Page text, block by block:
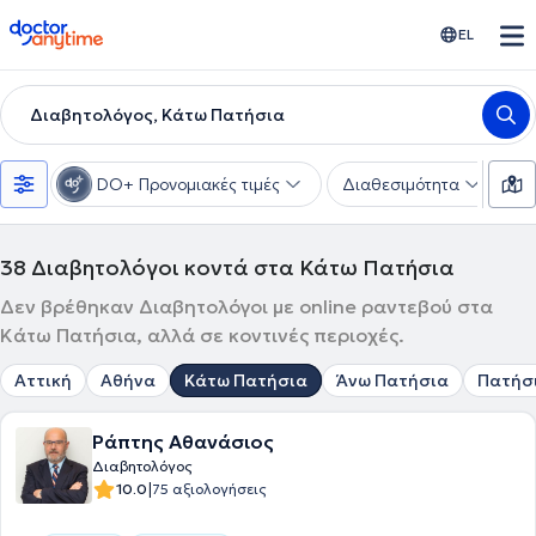
doctoranytime EL
Διαβητολόγος, Κάτω Πατήσια
DO+ Προνομιακές τιμές Διαθεσιμότητα
38 Διαβητολόγοι κοντά στα Κάτω Πατήσια
Δεν βρέθηκαν Διαβητολόγοι με online ραντεβού στα
Κάτω Πατήσια, αλλά σε κοντινές περιοχές.
Αττική Αθήνα Κάτω Πατήσια Άνω Πατήσια
Ράπτης Αθανάσιος
Διαβητολόγος
10.0|75 αξιολογήσεις